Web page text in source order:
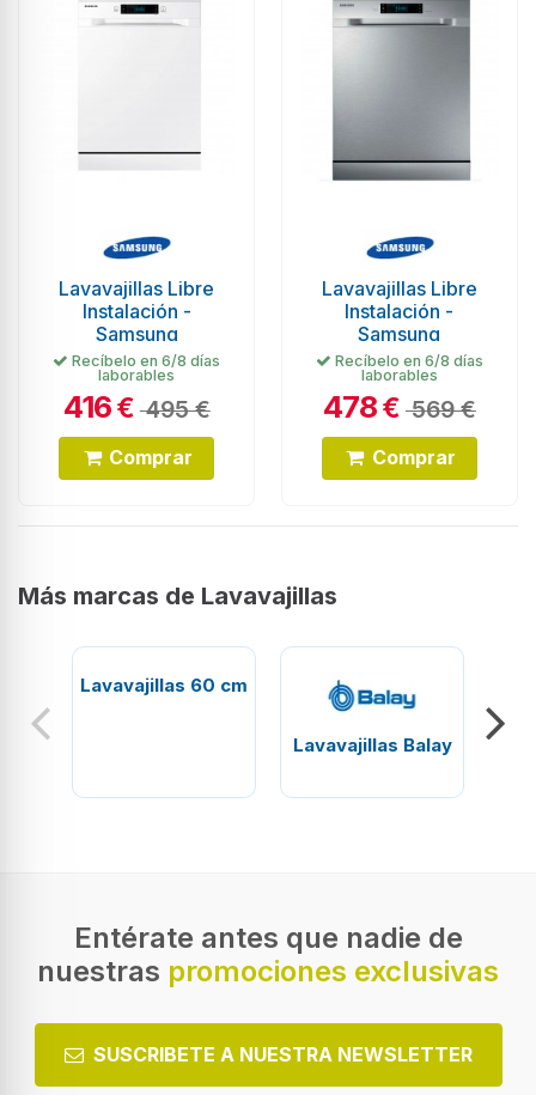
Lavavajillas Libre
Instalación -
Samsung
DW60M6040FW/EC,
13 servicios, 44 dB,
60 cm,...
Recíbelo en 6/8 días
laborables
416€ 495 €
Comprar
Lavavajillas Libre
Instalación -
Samsung
W60M6040FS/EC,
13 servicios, 44 dB,
60 cm, Inox
Recíbelo en 6/8 días
laborables
478€ 569 €
Comprar
Más marcas de Lavavajillas
Lavavajillas 60 cm
Lavavajillas Balay
Entérate antes que nadie de
nuestras promociones exclusivas
SUSCRIBETE A NUESTRA NEWSLETTER